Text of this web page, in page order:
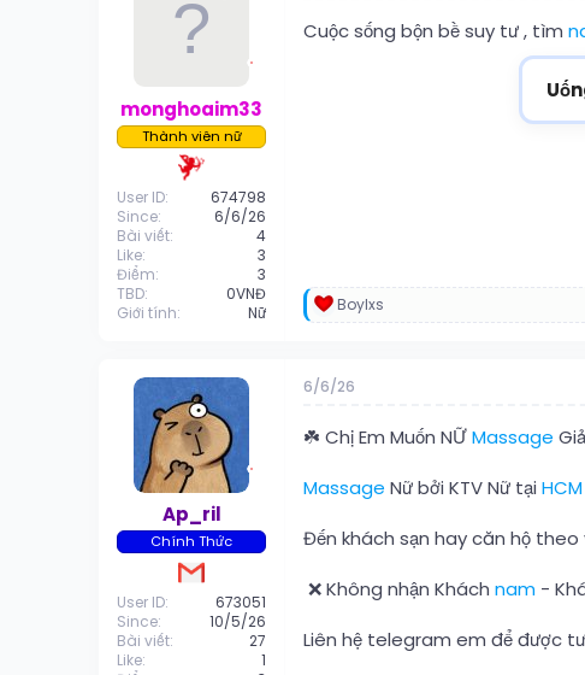
monghoaim33
Thành viên nữ
User ID
674798
Since
6/6/26
Bài viết
4
Like
3
Điểm
3
TBD
0VNĐ
Giới tính
Nữ
Cuộc sống bộn bề suy tư , tìm
R
t
o
n
:
Boylxs
Ap_ril
Chính Thức
User ID
673051
Since
10/5/26
Bài viết
27
Like
1
6/6/26
☘️ Chị Em Muốn NỮMassage
Massage Nữ bởi KTV Nữ tại HCM
Đến khách sạn hay căn hộ
️ ❌ Không nhận Khách nam -
Liên hệ telegram em để được